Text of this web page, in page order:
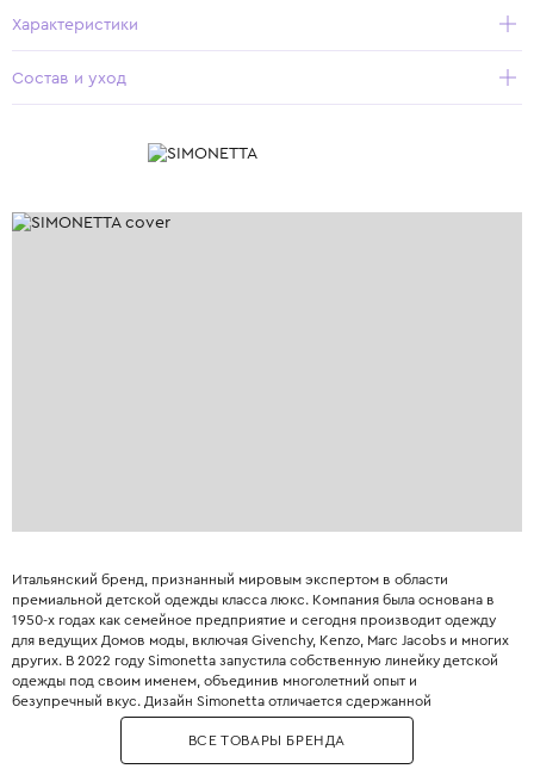
Характеристики
Состав и уход
Итальянский бренд, признанный мировым экспертом в области
премиальной детской одежды класса люкс. Компания была основана в
1950-х годах как семейное предприятие и сегодня производит одежду
для ведущих Домов моды, включая Givenchy, Kenzo, Marc Jacobs и многих
других. В 2022 году Simonetta запустила собственную линейку детской
одежды под своим именем, объединив многолетний опыт и
безупречный вкус. Дизайн Simonetta отличается сдержанной
элегантностью, вниманием к деталям и использованием самых дорогих
тканей: тончайшая шерсть, хлопок-сатин, кружево и шёлк. Особое место
в коллекциях занимают церемониальные наряды для крещения, первого
ВСЕ ТОВАРЫ БРЕНДА